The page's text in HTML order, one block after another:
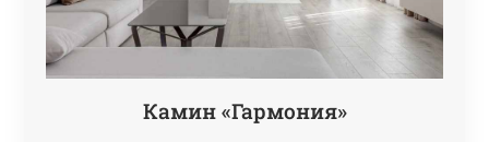
Камин «Гармония»